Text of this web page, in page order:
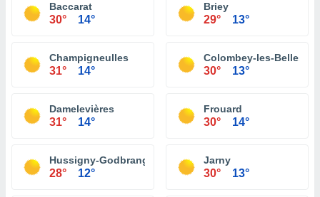
Baccarat
30° 14°
Briey
29° 13°
Champigneulles
31° 14°
Colombey-les-Belles
30° 13°
Damelevières
31° 14°
Frouard
30° 14°
Hussigny-Godbrange
28° 12°
Jarny
30° 13°